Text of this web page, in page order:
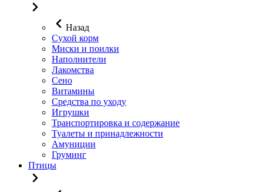
Назад
Сухой корм
Миски и поилки
Наполнители
Лакомства
Сено
Витамины
Средства по уходу
Игрушки
Транспортировка и содержание
Туалеты и принадлежности
Амуниции
Груминг
Птицы